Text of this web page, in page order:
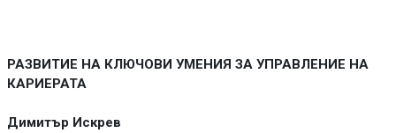
РАЗВИТИЕ НА КЛЮЧОВИ УМЕНИЯ ЗА УПРАВЛЕНИЕ НА
КАРИЕРАТА
Димитър Искрев